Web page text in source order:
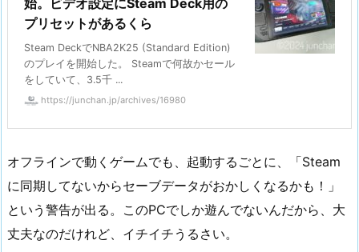
始。ビデオ設定にSteam Deck用の
プリセットがあるくら
Steam DeckでNBA2K25 (Standard Edition)
のプレイを開始した。 Steamで何故かセール
をしていて、3.5千 ...
https://junchan.jp/archives/16980
オフラインで動くゲームでも、起動するごとに、「Steam
に同期してないからセーブデータがおかしくなるかも！」
という警告が出る。このPCでしか遊んでないんだから、大
丈夫なのだけれど、イチイチうるさい。